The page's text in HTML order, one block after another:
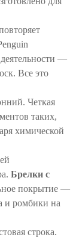
деятельности ―
Все это
Четкая
таких,
химической
Брелки с
покрытие ―
и ромбики на
строка.